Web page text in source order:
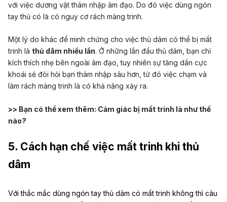
với việc dương vật thâm nhập âm đạo. Do đó việc dùng ngón
tay thủ có là có nguy cơ rách màng trinh.
Một lý do khác để minh chứng cho việc thủ dâm có thể bị mất
trinh là thủ dâm nhiều lần. Ở những lần đầu thủ dâm, bạn chỉ
kích thích nhẹ bên ngoài âm đạo, tuy nhiên sự tăng dần cực
khoái sẽ đòi hỏi bạn thâm nhập sâu hơn, từ đó việc chạm và
làm rách màng trinh là có khả năng xảy ra.
>> Bạn có thể xem thêm: Cảm giác bị mất trinh là như thế
nào?
5. Cách hạn chế việc mất trinh khi thủ
dâm
Với thắc mắc dùng ngón tay thủ dâm có mất trinh không thì câu